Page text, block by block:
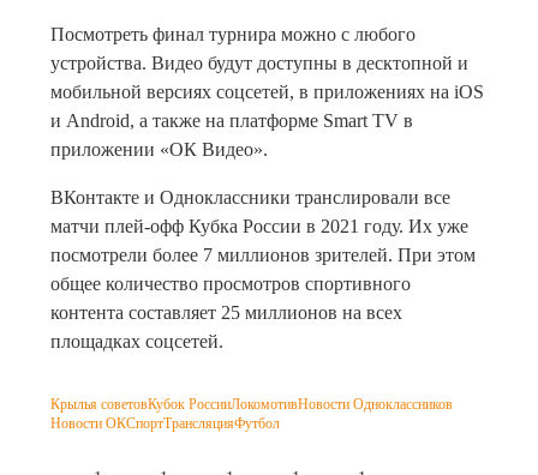
Посмотреть финал турнира можно с любого
устройства. Видео будут доступны в десктопной и
мобильной версиях соцсетей, в приложениях на iOS
и Android, а также на платформе Smart TV в
приложении «ОК Видео».
ВКонтакте и Одноклассники транслировали все
матчи плей-офф Кубка России в 2021 году. Их уже
посмотрели более 7 миллионов зрителей. При этом
общее количество просмотров спортивного
контента составляет 25 миллионов на всех
площадках соцсетей.
Крылья советовКубок РоссииЛокомотивНовости Одноклассников
Новости ОКСпортТрансляцияФутбол